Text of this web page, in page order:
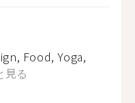
Food, Yoga,
見る